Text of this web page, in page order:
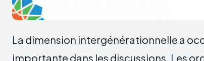
La dimension intergénérationnelle a
importante dans les discussions. Les